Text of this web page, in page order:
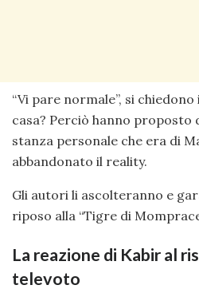
“Vi pare normale”, si
casa? Perciò hanno proposto
stanza personale che era di
abbandonato il reality.
Gli autori li ascolteranno e
riposo alla “Tigre di
La reazione di Kabir al
televoto